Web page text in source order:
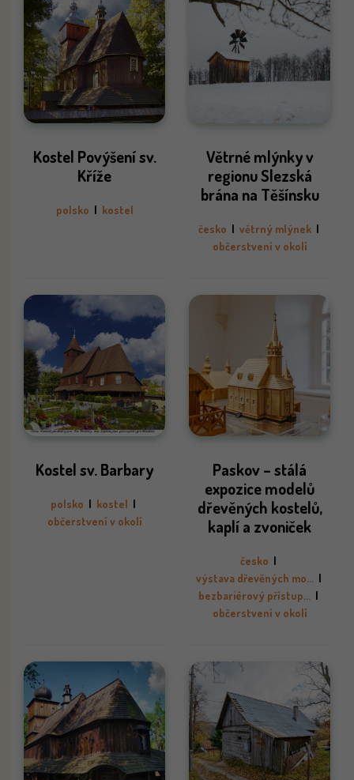
Kostel Povýšení sv.
Kříže
polsko kostel
Větrné mlýnky v
regionu Slezská
brána na Těšínsku
česko větrný mlýnek
občerstvení v okolí
Kostel sv. Barbary
polsko kostel
občerstvení v okolí
Paskov – stálá
expozice modelů
dřevěných kostelů,
kaplí a zvoniček
česko
výstava dřevěných mo...
bezbariérový přístup...
občerstvení v okolí